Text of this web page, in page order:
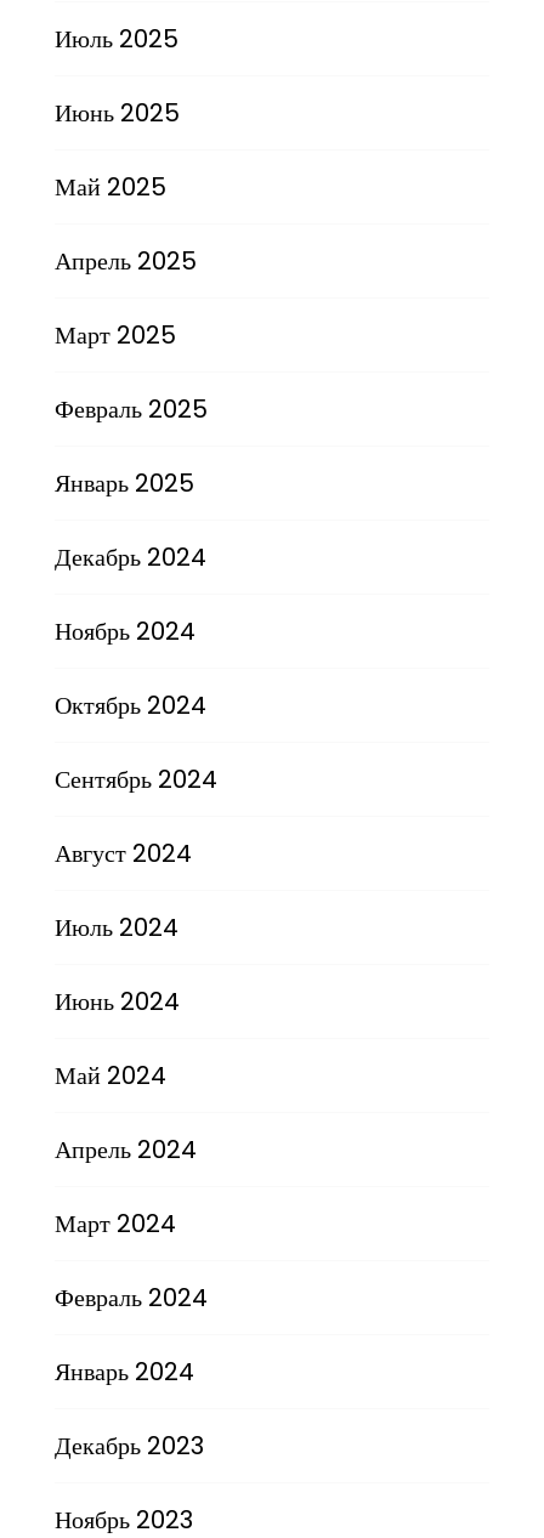
Июль 2025
Июнь 2025
Май 2025
Апрель 2025
Март 2025
Февраль 2025
Январь 2025
Декабрь 2024
Ноябрь 2024
Октябрь 2024
Сентябрь 2024
Август 2024
Июль 2024
Июнь 2024
Май 2024
Апрель 2024
Март 2024
Февраль 2024
Январь 2024
Декабрь 2023
Ноябрь 2023